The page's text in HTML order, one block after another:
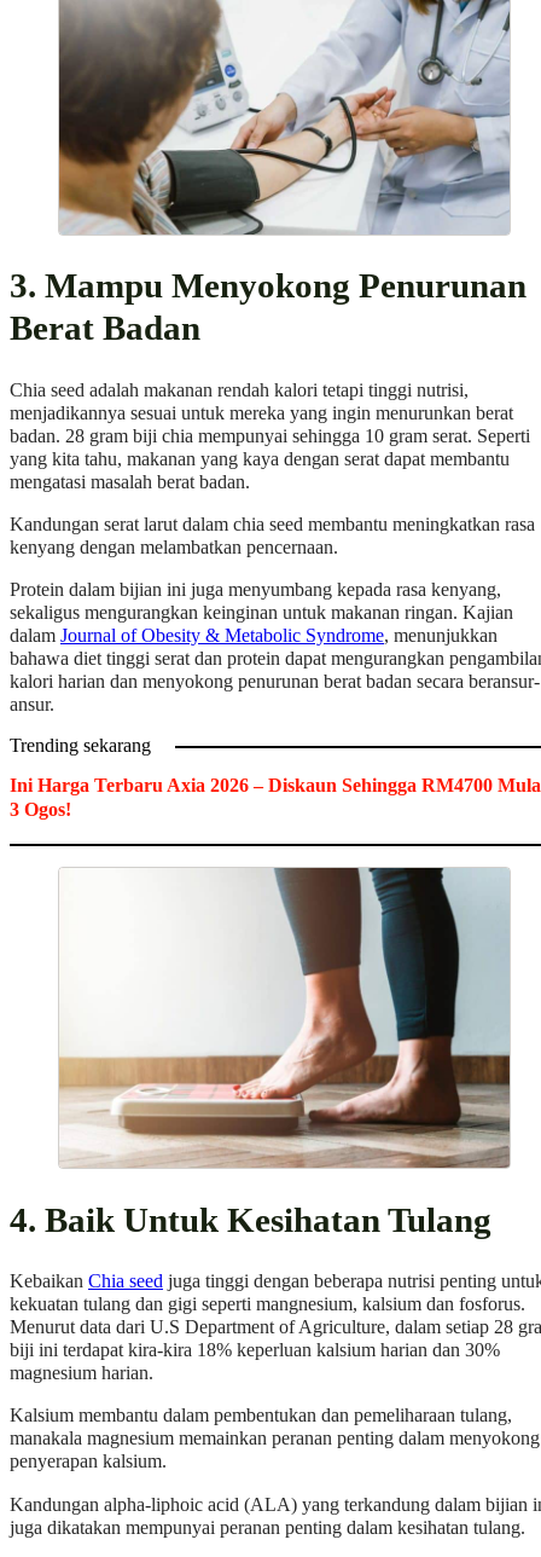
3. Mampu Menyokong Penurunan
Berat Badan
Chia seed adalah makanan rendah kalori tetapi tinggi nutrisi,
menjadikannya sesuai untuk mereka yang ingin menurunkan berat
badan. 28 gram biji chia mempunyai sehingga 10 gram serat. Seperti
yang kita tahu, makanan yang kaya dengan serat dapat membantu
mengatasi masalah berat badan.
Kandungan serat larut dalam chia seed membantu meningkatkan rasa
kenyang dengan melambatkan pencernaan.
Protein dalam bijian ini juga menyumbang kepada rasa kenyang,
sekaligus mengurangkan keinginan untuk makanan ringan. Kajian
dalam Journal of Obesity & Metabolic Syndrome, menunjukkan
bahawa diet tinggi serat dan protein dapat mengurangkan
kalori harian dan menyokong penurunan berat badan secara beransur-
ansur.
Trending sekarang
Ini Harga Terbaru Axia 2026 – Diskaun Sehingga RM4700
3 Ogos!
4. Baik Untuk Kesihatan Tulang
Kebaikan Chia seed juga tinggi dengan beberapa nutrisi penting
kekuatan tulang dan gigi seperti mangnesium, kalsium dan fosforus.
Menurut data dari U.S Department of Agriculture, dalam setiap 28
biji ini terdapat kira-kira 18% keperluan kalsium harian dan 30%
magnesium harian.
Kalsium membantu dalam pembentukan dan pemeliharaan tulang,
manakala magnesium memainkan peranan penting dalam menyokong
penyerapan kalsium.
Kandungan alpha-liphoic acid (ALA) yang terkandung dalam bijian
juga dikatakan mempunyai peranan penting dalam kesihatan tulang.